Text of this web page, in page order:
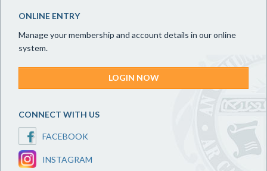
ONLINE ENTRY
Manage your membership and account details in our online
system.
LOGIN NOW
CONNECT WITH US
FACEBOOK
INSTAGRAM